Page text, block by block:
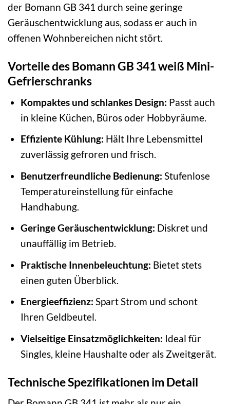
der Bomann GB 341 durch seine geringe
Geräuschentwicklung aus, sodass er auch in
offenen Wohnbereichen nicht stört.
Vorteile des Bomann GB 341 weiß Mini-
Gefrierschranks
Kompaktes und schlankes Design: Passt auch
in kleine Küchen, Büros oder Hobbyräume.
Effiziente Kühlung: Hält Ihre Lebensmittel
zuverlässig gefroren und frisch.
Benutzerfreundliche Bedienung: Stufenlose
Temperatureinstellung für einfache
Handhabung.
Geringe Geräuschentwicklung: Diskret und
unauffällig im Betrieb.
Praktische Innenbeleuchtung: Bietet stets
einen guten Überblick.
Energieeffizienz: Spart Strom und schont
Ihren Geldbeutel.
Vielseitige Einsatzmöglichkeiten: Ideal für
Singles, kleine Haushalte oder als Zweitgerät.
Technische Spezifikationen im Detail